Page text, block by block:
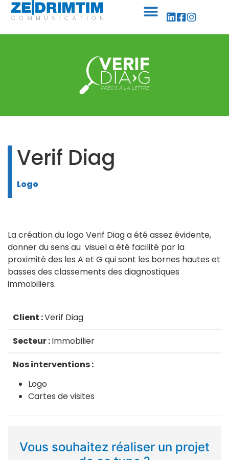
Verif Diag
Logo
La création du logo Verif Diag a été assez évidente,
donner du sens au visuel a été facilité par la
proximité des les A et G qui sont les bornes hautes et
basses des classements des diagnostiques
immobiliers.
Client :Verif Diag
Secteur :Immobilier
Nos interventions :
Logo
Cartes de visites
Vous souhaitez réaliser un projet
Panneau de gestion des cookies